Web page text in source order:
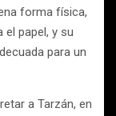
forma física,
el papel, y su
para un
a Tarzán, en